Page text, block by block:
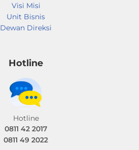
Visi Misi
Unit Bisnis
Dewan Direksi
Hotline
Hotline
0811 42 2017
0811 49 2022